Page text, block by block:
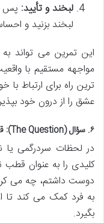
لبخند و تأیید: پس
لبخند بزنید و
این تمرین می تواند
مواجهه مستقیم با
ترین راه برای ارتباط
عشق را از درون خود
۶. سؤال (The Question): قطب نمای تصمیم گیری
در لحظات سردرگمی یا
کلیدی را به عنوان قطب
دوست داشتم، چه می
به فرد کمک می کند تا
بگیرد.